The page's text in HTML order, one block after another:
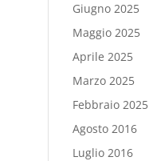
Giugno 2025
Maggio 2025
Aprile 2025
Marzo 2025
Febbraio 2025
Agosto 2016
Luglio 2016